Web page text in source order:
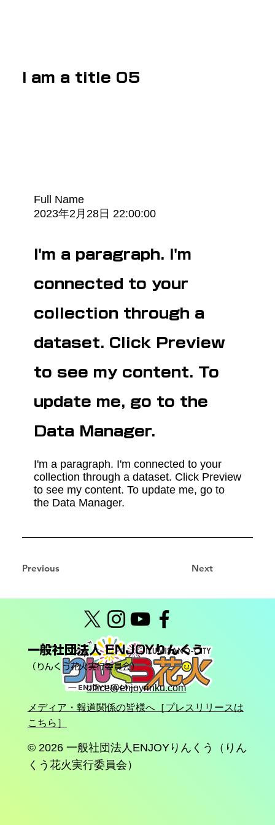
I am a title 05
Full Name
2023年2月28日 22:00:00
I'm a paragraph. I'm
connected to your
collection through a
dataset. Click Preview
to see my content. To
update me, go to the
Data Manager.
I'm a paragraph. I'm connected to your
collection through a dataset. Click Preview
to see my content. To update me, go to
the Data Manager.
Previous Next
一般社団法人 ENJOYりんくう
（りんくう花火実行委員会）
office@enjoyrinku.com
メディア・報道関係の皆様へ［プレスリリースは
こちら］
© 2026 一般社団法人ENJOYりんくう（りん
くう花火実行委員会）